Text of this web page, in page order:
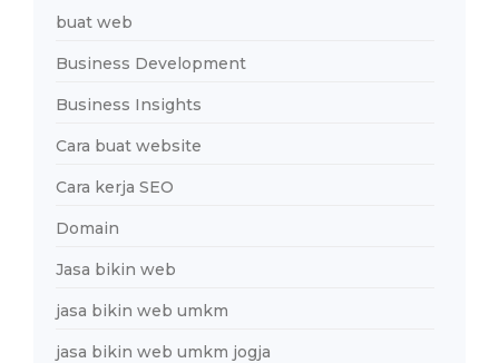
buat web
Business Development
Business Insights
Cara buat website
Cara kerja SEO
Domain
Jasa bikin web
jasa bikin web umkm
jasa bikin web umkm jogja